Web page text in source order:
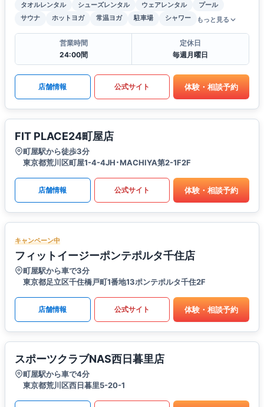
タオルレンタル シューズレンタル ウェアレンタル
プール
サウナ
ホットヨガ 常温ヨガ 駐車場 シャワー もっと見る
営業時間
24:00間
定休日
毎週月曜日
店舗情報 公式サイト 体験・相談予約
FIT PLACE24町屋店
町屋駅から徒歩3分
東京都荒川区町屋1-4-4JH･MACHIYA第2-1F2F
店舗情報 公式サイト 体験・相談予約
キャンペーン中
フィットイージーポンテポルタ千住店
町屋駅から車で3分
東京都足立区千住橋戸町1番地13ポンテポルタ千住2F
店舗情報 公式サイト 体験・相談予約
スポーツクラブNAS西日暮里店
町屋駅から車で4分
東京都荒川区西日暮里5-20-1